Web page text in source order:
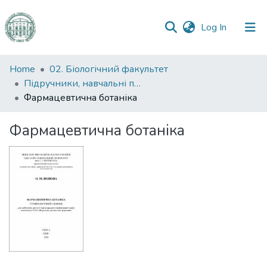
Log In (current)
Communities
&
Collections
Statistics
Home
02. Біологічний факультет
Підручники, навчальні посібники та інші науково- та навчально-методичні праці БФ
Фармацевтична ботаніка
Фармацевтична ботаніка